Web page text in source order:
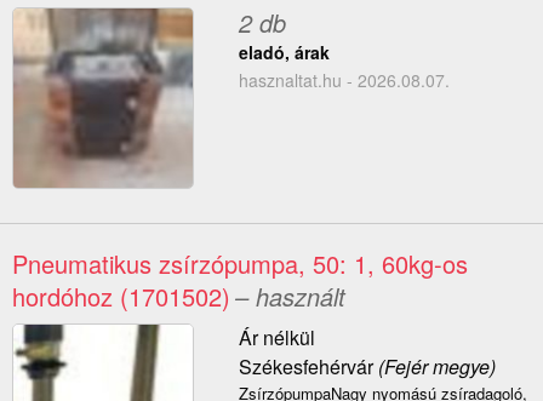
2 db
eladó, árak
hasznaltat.hu - 2026.08.07.
Pneumatikus zsírzópumpa, 50: 1, 60kg-os
hordóhoz (1701502) – használt
Ár nélkül
Székesfehérvár(Fejér megye)
ZsírzópumpaNagy nyomású zsíradagoló,